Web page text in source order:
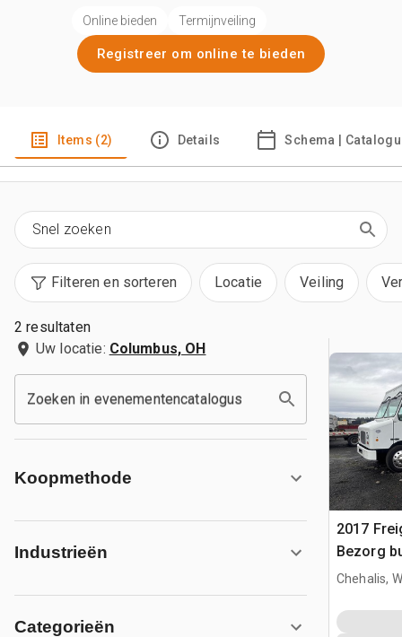
Online bieden Termijnveiling
Registreer om online te bieden
Items (2) Details Schema |
Filteren en sorteren Locatie Veiling
2 resultaten
Uw locatie: Columbus, OH
Zoeken in evenementencatalogus
Koopmethode
Industrieën
Categorieën
2017
Bezorg
Chehalis,